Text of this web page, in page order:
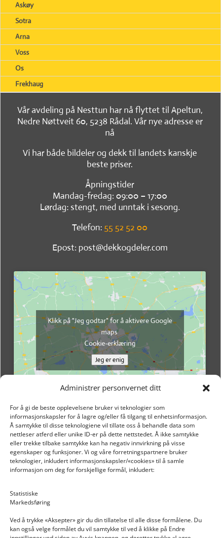
Administrer personvernet ditt
For å gi de beste opplevelsene bruker vi teknologier som
informasjonskapsler for å lagre og/eller få tilgang til enhetsinformasjon.
Å samtykke til disse teknologiene vil tillate oss å behandle data som
nettleser atferd eller unike ID-er på dette nettstedet. Å ikke samtykke
eller trekke tilbake samtykke kan ha negativ innvirkning på visse
egenskaper og funksjoner. Vi og våre forretningspartnere bruker
teknologier, inkludert informasjonskapsler/«cookies» til å samle
informasjon om deg for forskjellige formål, inkludert:
Statistiske
Markedsføring
Ved å trykke «Aksepter» gir du din tillatelse til alle disse formålene. Du
kan også velge formålet du vil samtykke til ved å klikke på Endre
Askøy
Sotra
Arna
Voss
Os
Frekhaug
Vår avdeling på Nesttun har nå flyttet til Apeltun,
Nedre Nøttveit 60, 5238 Rådal. Vår nye adresse er
nå
Vi har både bildeler og dekk til landets kanskje
beste priser.
Åpningstider
Mandag-fredag: 09:00 – 17:00
Lørdag: stengt, med unntak i sesong.
Telefon: 55 52 52 00
Epost: post@dekkogdeler.com
Klikk på "Jeg godtar" for å aktivere Google
maps
Cookie-erklæring
Jeg er enig